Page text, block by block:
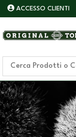
ACCESSO CLIENTI